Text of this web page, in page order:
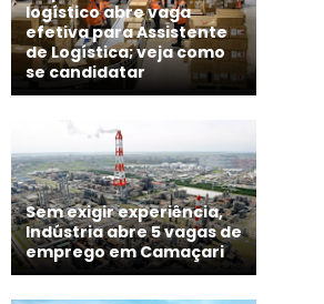
logístico abre vaga
efetiva para Assistente
de Logística; veja como
se candidatar
Sem exigir experiência,
Indústria abre 5 vagas de
emprego em Camaçari